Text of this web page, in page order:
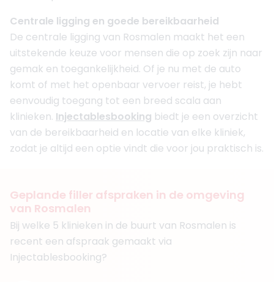
Centrale ligging en goede bereikbaarheid
De centrale ligging van Rosmalen maakt het een
uitstekende keuze voor mensen die op zoek zijn naar
gemak en toegankelijkheid. Of je nu met de auto
komt of met het openbaar vervoer reist, je hebt
eenvoudig toegang tot een breed scala aan
klinieken. Injectablesbooking biedt je een overzicht
van de bereikbaarheid en locatie van elke kliniek,
zodat je altijd een optie vindt die voor jou praktisch is.
Geplande filler afspraken in de omgeving
van Rosmalen
Bij welke 5 klinieken in de buurt van Rosmalen is
recent een afspraak gemaakt via
Injectablesbooking?